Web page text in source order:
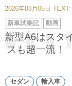
2026年08月05日
新型A6はスタ
スも超一流！
カ
テ
ゴ
リ
ー
新車試乗記 動画
セダン 輸入車